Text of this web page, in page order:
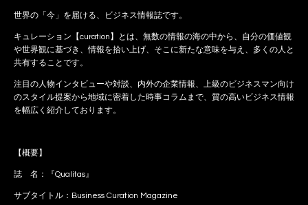
世界の「今」を届ける、ビジネス情報誌です。
キュレーション【curation】とは、無数の情報の海の中から、自分の価値観
や世界観に基づき、情報を拾い上げ、そこに新たな意味を与え、多くの人と
共有することです。
注目の人物インタビューや対談、内外の企業情報、上級のビジネスマン向け
のスタイル提案から地域に密着した時事コラムまで、質の高いビジネス情報
を幅広く紹介しております。
【概要】
誌 名：『Qualitas』
サブタイトル：Business Curation Magazine